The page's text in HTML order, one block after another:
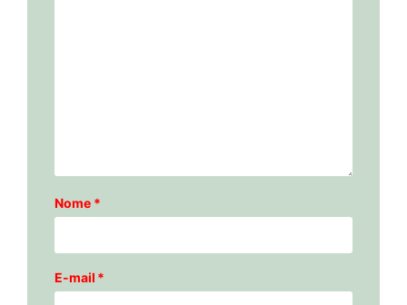
Nome *
E-mail *